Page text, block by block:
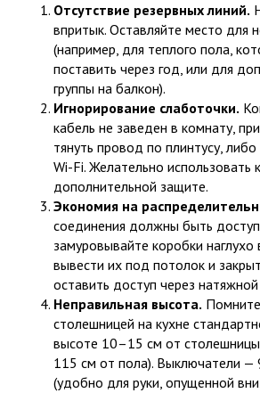
Отсутствие резервных линий.
впритык. Оставляйте место для
(например, для теплого пола,
поставить через год, или для
группы на балкон).
Игнорирование слаботочки.
кабель не заведен в комнату,
тянуть провод по плинтусу,
Wi-Fi. Желательно использовать
дополнительной защите.
Экономия на
соединения должны быть
замуровывайте коробки наглухо
вывести их под потолок и
оставить доступ через
Неправильная высота.
столешницей на кухне
высоте 10–15 см от
115 см от пола). Выключатели —
(удобно для руки, опущенной